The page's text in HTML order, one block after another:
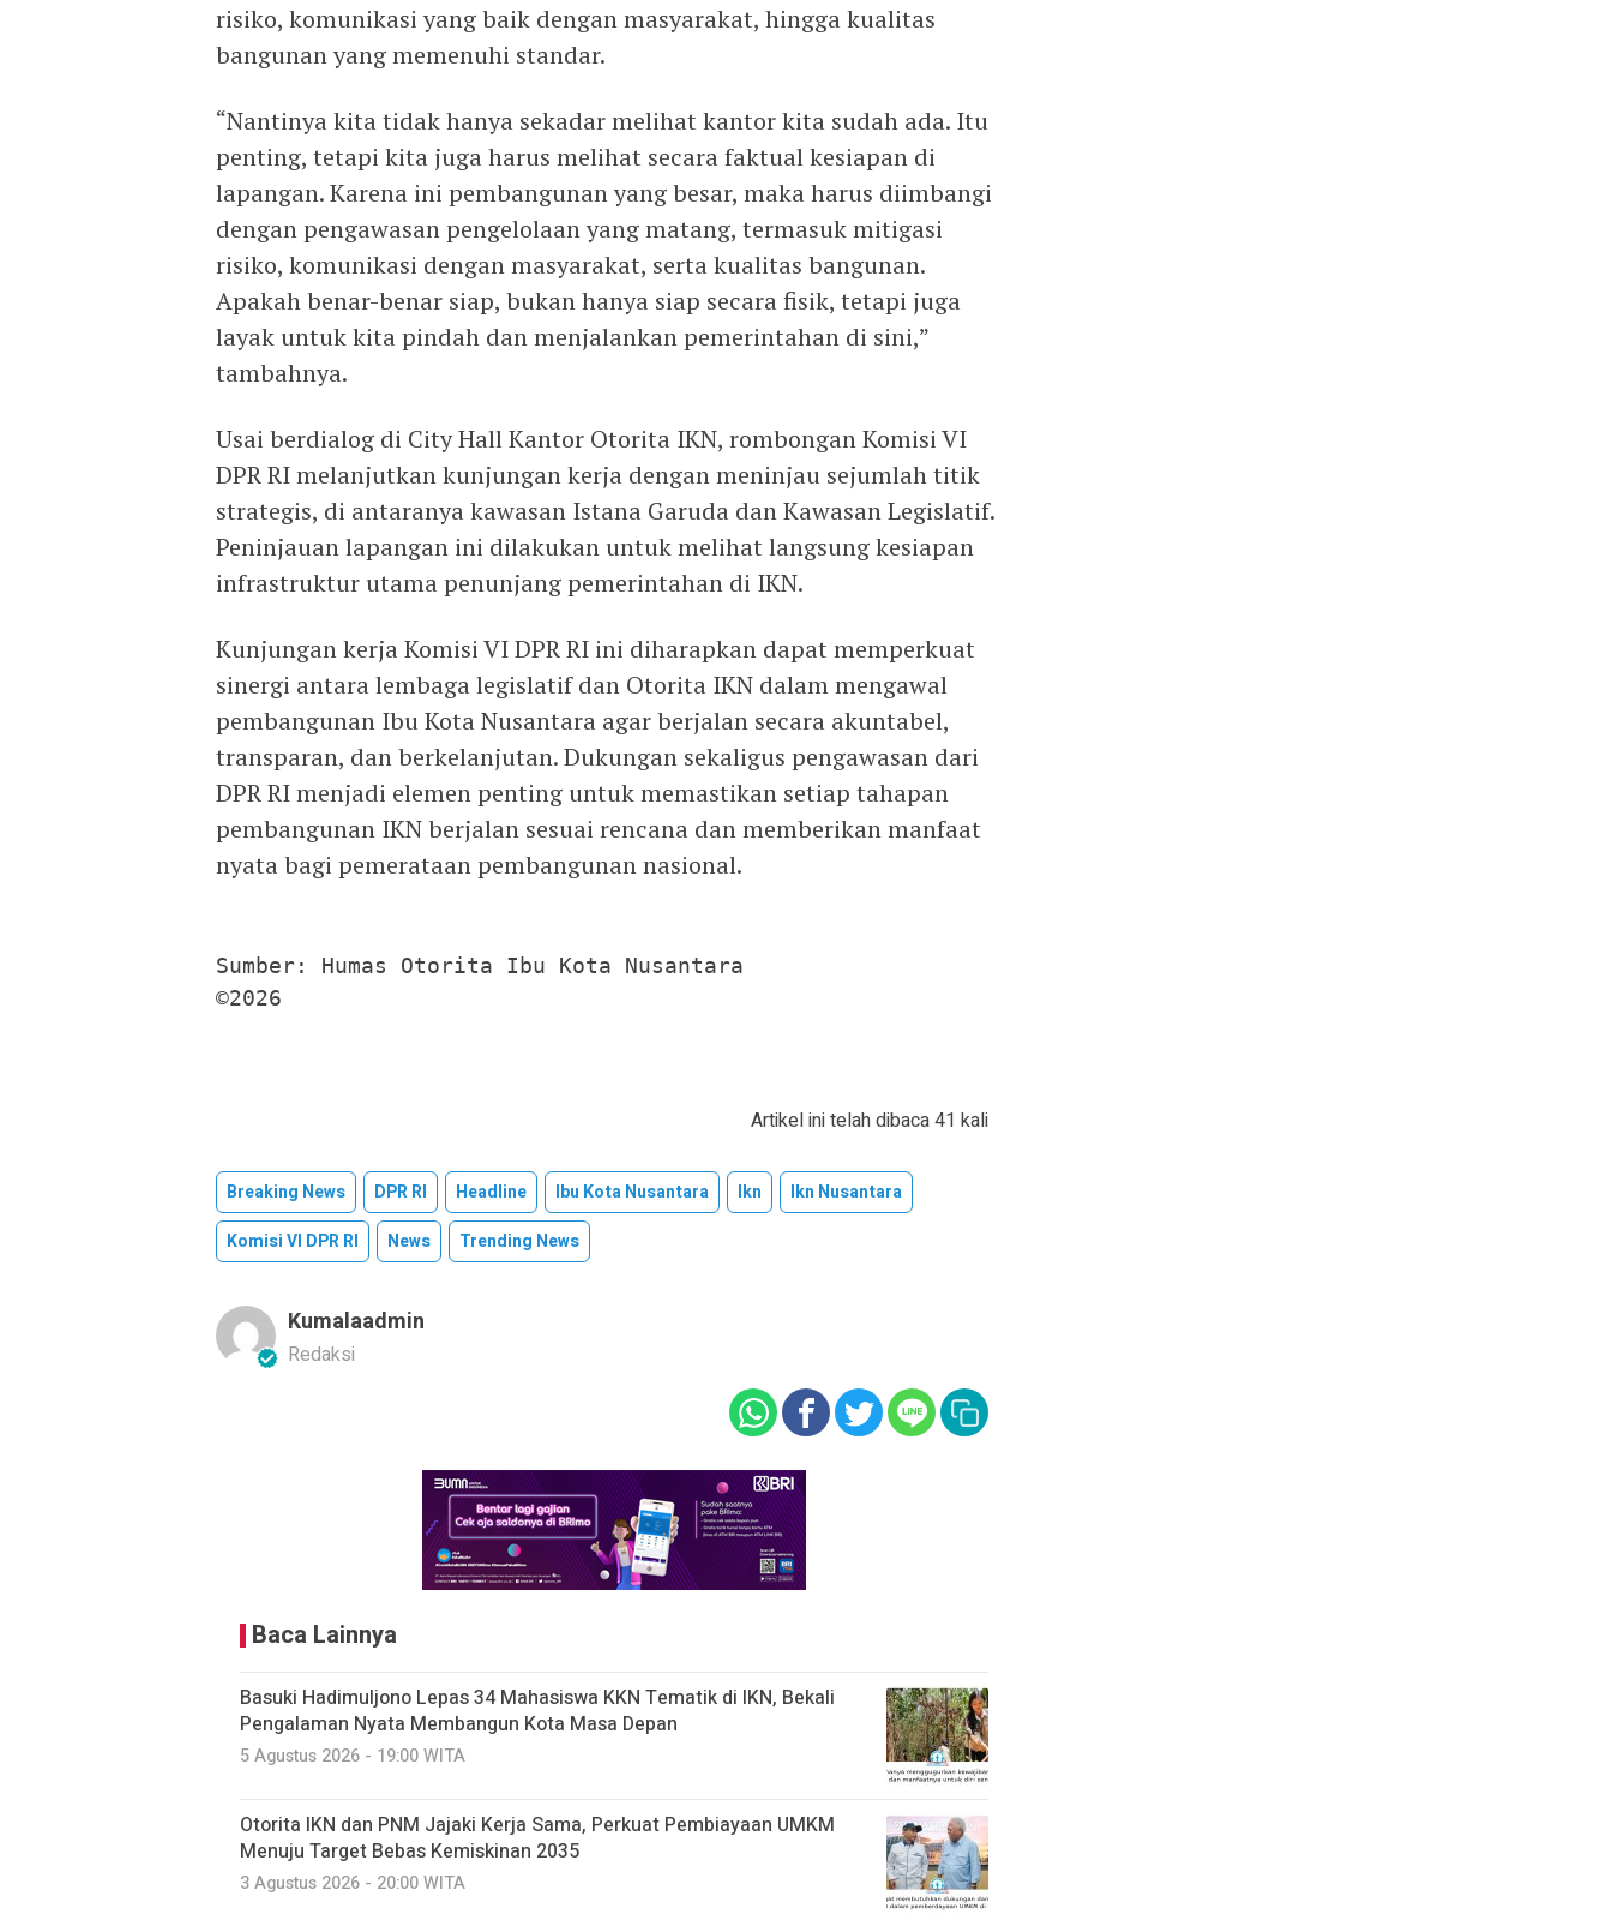
risiko, komunikasi yang baik dengan masyarakat, hingga kualitas
bangunan yang memenuhi standar.
“Nantinya kita tidak hanya sekadar melihat kantor kita sudah ada. Itu
penting, tetapi kita juga harus melihat secara faktual kesiapan di
lapangan. Karena ini pembangunan yang besar, maka harus diimbangi
dengan pengawasan pengelolaan yang matang, termasuk mitigasi
risiko, komunikasi dengan masyarakat, serta kualitas bangunan.
Apakah benar-benar siap, bukan hanya siap secara fisik, tetapi juga
layak untuk kita pindah dan menjalankan pemerintahan di sini,”
tambahnya.
Usai berdialog di City Hall Kantor Otorita IKN, rombongan Komisi VI
DPR RI melanjutkan kunjungan kerja dengan meninjau sejumlah titik
strategis, di antaranya kawasan Istana Garuda dan Kawasan Legislatif.
Peninjauan lapangan ini dilakukan untuk melihat langsung kesiapan
infrastruktur utama penunjang pemerintahan di IKN.
Kunjungan kerja Komisi VI DPR RI ini diharapkan dapat memperkuat
sinergi antara lembaga legislatif dan Otorita IKN dalam mengawal
pembangunan Ibu Kota Nusantara agar berjalan secara akuntabel,
transparan, dan berkelanjutan. Dukungan sekaligus pengawasan dari
DPR RI menjadi elemen penting untuk memastikan setiap tahapan
pembangunan IKN berjalan sesuai rencana dan memberikan manfaat
nyata bagi pemerataan pembangunan nasional.
Sumber: Humas Otorita Ibu Kota Nusantara
©2026
Artikel ini telah dibaca 41 kali
Breaking News DPR RI Headline Ibu Kota Nusantara Ikn
Ikn Nusantara
Komisi VI DPR RI
News Trending News
Kumalaadmin
Redaksi
Baca Lainnya
Basuki Hadimuljono Lepas 34 Mahasiswa KKN Tematik di IKN, Bekali
Pengalaman Nyata Membangun Kota Masa Depan
5 Agustus 2026 - 19:00 WITA
Otorita IKN dan PNM Jajaki Kerja Sama, Perkuat Pembiayaan UMKM
Menuju Target Bebas Kemiskinan 2035
3 Agustus 2026 - 20:00 WITA